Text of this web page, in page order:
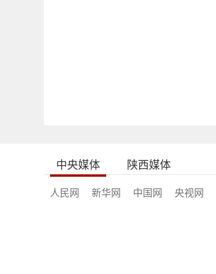
中央媒体 陕西媒体
人民网 新华网 中国网 央视网